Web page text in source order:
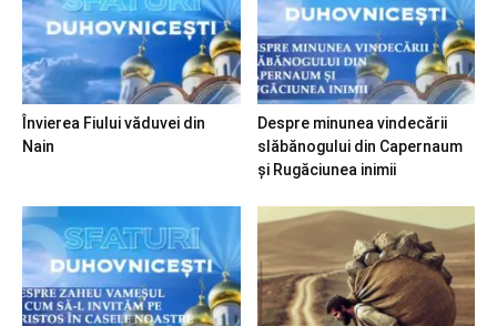
Învierea Fiului văduvei din
Nain
Despre minunea vindecării
slăbănogului din Capernaum
și Rugăciunea inimii